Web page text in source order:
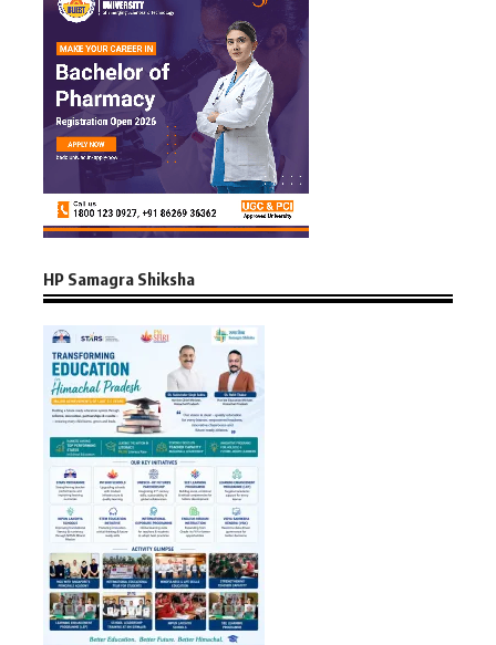
HP Samagra Shiksha